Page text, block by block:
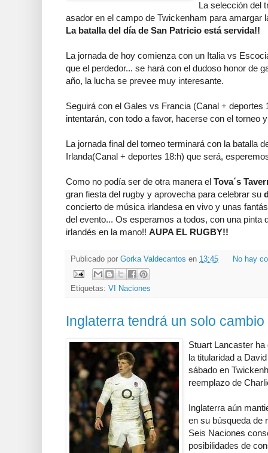
La selección del
asador en el campo de Twickenham para amargar
La batalla del día de San Patricio está servida!!
La jornada de hoy comienza con un Italia vs
que el perdedor... se hará con el dudoso honor de
año, la lucha se prevee muy interesante.
Seguirá con el Gales vs Francia (Canal + deportes
intentarán, con todo a favor, hacerse con el torneo
La jornada final del torneo terminará con la batalla
Irlanda(Canal + deportes 18:h) que será,
Como no podía ser de otra manera el Tova´s
gran fiesta del rugby y aprovecha para celebrar su
concierto de música irlandesa en vivo y unas
del evento... Os esperamos a todos, con una pinta
irlandés en la mano!! AUPA EL RUGBY!!
Publicado por Gorka Valdecantos en 13:45 No hay
Etiquetas: VI Naciones
Inglaterra tendrá un solo
Stuart Lancaster
la titularidad a
sábado en
reemplazo de
Inglaterra aún
en su búsqueda de
Seis Naciones
posibilidades de